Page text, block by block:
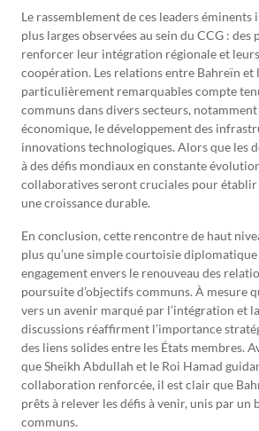
Le rassemblement de ces leaders
plus larges observées au sein du CCG : des
renforcer leur intégration régionale et
coopération. Les relations entre Bahreïn et
particulièrement remarquables compte
communs dans divers secteurs,
économique, le développement des
innovations technologiques. Alors que les
à des défis mondiaux en constante
collaboratives seront cruciales pour établir
une croissance durable.
En conclusion, cette rencontre de haut
plus qu’une simple courtoisie
engagement envers le renouveau des
poursuite d’objectifs communs. À mesure
vers un avenir marqué par l’intégration et
discussions réaffirment l’importance
des liens solides entre les États membres.
que Sheikh Abdullah et le Roi Hamad
collaboration renforcée, il est clair que
prêts à relever les défis à venir, unis par un
communs.